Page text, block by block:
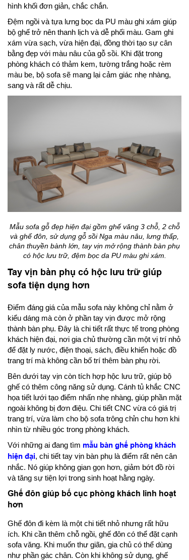
hình khối đơn giản, chắc chắn.
Đệm ngồi và tựa lưng bọc da PU màu ghi xám giúp
bộ ghế trở nên thanh lịch và dễ phối màu. Gam ghi
xám vừa sạch, vừa hiện đại, đồng thời tạo sự cân
bằng đẹp với màu nâu của gỗ sồi. Khi đặt trong
phòng khách có thảm kem, tường trắng hoặc rèm
màu be, bộ sofa sẽ mang lại cảm giác nhẹ nhàng,
sang và rất dễ chịu.
Mẫu sofa gỗ đẹp hiện đại gồm ghế văng 3 chỗ, 2 chỗ
và ghế đôn, sử dụng gỗ sồi Nga màu nâu, lưng thấp,
chân thuyền bành lớn, tay vịn mở rộng thành bàn phụ
có hộc lưu trữ, đệm bọc da PU màu ghi xám.
Tay vịn bàn phụ có hộc lưu trữ giúp
sofa tiện dụng hơn
Điểm đáng giá của mẫu sofa này không chỉ nằm ở
kiểu dáng mà còn ở phần tay vịn được mở rộng
thành bàn phụ. Đây là chi tiết rất thực tế trong phòng
khách hiện đại, nơi gia chủ thường cần một vị trí nhỏ
để đặt ly nước, điện thoại, sách, điều khiển hoặc đồ
trang trí mà không cần bố trí thêm bàn phụ rời.
Bên dưới tay vịn còn tích hợp hộc lưu trữ, giúp bộ
ghế có thêm công năng sử dụng. Cánh tủ khắc CNC
họa tiết lưới tạo điểm nhấn nhẹ nhàng, giúp phần mặt
ngoài không bị đơn điệu. Chi tiết CNC vừa có giá trị
trang trí, vừa làm cho bộ sofa trông chỉn chu hơn khi
nhìn từ nhiều góc trong phòng khách.
Với những ai đang tìm mẫu bàn ghế phòng khách
hiện đại, chi tiết tay vịn bàn phụ là điểm rất nên cân
nhắc. Nó giúp không gian gọn hơn, giảm bớt đồ rời
và tăng sự tiện lợi trong sinh hoạt hằng ngày.
Ghế đôn giúp bố cục phòng khách linh hoạt
hơn
Ghế đôn đi kèm là một chi tiết nhỏ nhưng rất hữu
ích. Khi cần thêm chỗ ngồi, ghế đôn có thể đặt cạnh
sofa văng. Khi muốn thư giãn, gia chủ có thể dùng
như phần gác chân. Còn khi không sử dụng, ghế